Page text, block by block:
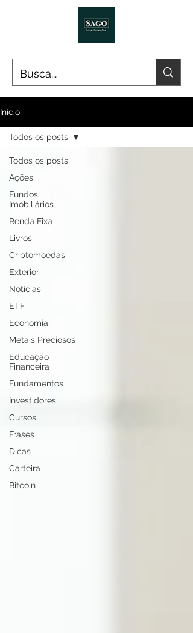
Início
Todos os posts
Ações
Fundos
Imobiliários
Renda Fixa
Livros
Criptomoedas
Exterior
Notícias
ETF
Economia
Metais Preciosos
Educação
Financeira
Fundamentos
Investidores
Cursos
Frases
Dicas
Carteira
Bitcoin
Todos os posts